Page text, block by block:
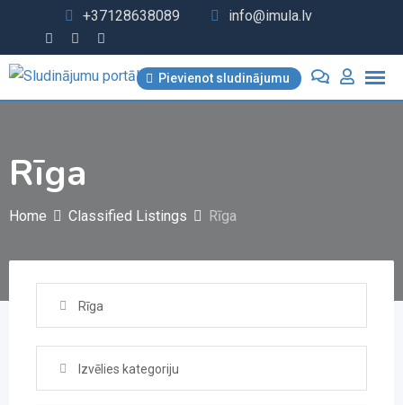
content
+37128638089 info@imula.lv
Pievienot sludinājumu
Rīga
Home Classified Listings Rīga
Rīga
Izvēlies kategoriju